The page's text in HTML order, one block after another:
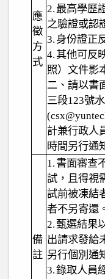
應
徵
方
式
2. 最高學歷
之驗證或認
3. 身份證正
4. 其他可反
照）文件影
二、請以書
三段123號
計兼行政人
時間另行通
備
註
1. 書面審查
試，且得視
試前被凍結
者不另寄還
2. 甄選結果
出請求發給
另行個別通
3.錄取人員